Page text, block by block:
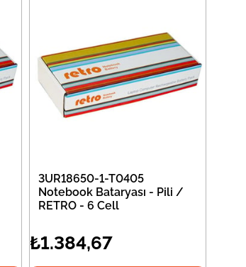
3UR18650-1-T0405
Notebook Bataryası - Pili /
RETRO - 6 Cell
₺1.384,67